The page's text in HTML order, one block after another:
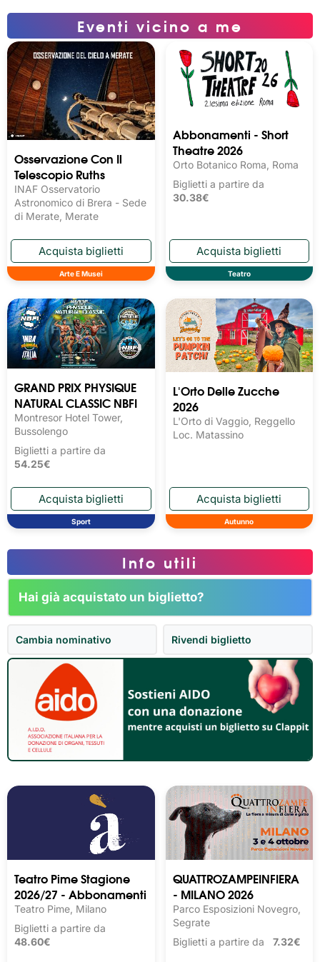
Eventi vicino a me
Osservazione Con Il
Telescopio Ruths
INAF Osservatorio
Astronomico di Brera - Sede
di Merate, Merate
Arte E Musei
Abbonamenti - Short
Theatre 2026
Orto Botanico Roma, Roma
Biglietti a partire da
30.38€
Teatro
GRAND PRIX PHYSIQUE
NATURAL CLASSIC NBFI
Montresor Hotel Tower,
Bussolengo
Biglietti a partire da
54.25€
Sport
L'Orto Delle Zucche
2026
L'Orto di Vaggio, Reggello
Loc. Matassino
Autunno
Teatro Pime Stagione
2026/27 - Abbonamenti
Teatro Pime, Milano
Biglietti a partire da
48.60€
QUATTROZAMPEINFIERA
- MILANO 2026
Parco Esposizioni Novegro,
Segrate
Biglietti a partire da 7.32€
Info utili
Hai già acquistato un biglietto?
Cambia nominativo Rivendi biglietto